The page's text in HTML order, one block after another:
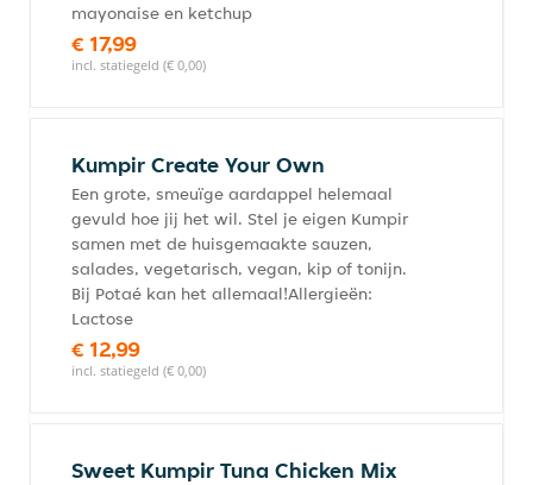
mayonaise en ketchup
€ 17,99
incl. statiegeld (€ 0,00)
Kumpir Create Your Own
Een grote, smeuïge aardappel helemaal
gevuld hoe jij het wil. Stel je eigen Kumpir
samen met de huisgemaakte sauzen,
salades, vegetarisch, vegan, kip of tonijn.
Bij Potaé kan het allemaal!Allergieën:
Lactose
€ 12,99
incl. statiegeld (€ 0,00)
Sweet Kumpir Tuna Chicken Mix